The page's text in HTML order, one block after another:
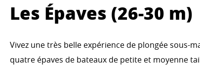
Les Épaves (26-30 m)
Vivez une très belle expérience de plongée sous-
quatre épaves de bateaux de petite et moyenne